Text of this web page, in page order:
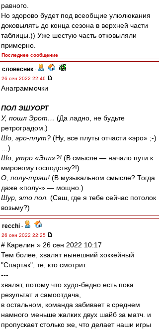
равного.
Но здорово будет под всеобщие улюлюкания
доковылять до конца сезона в верхней части
таблицы.)) Уже шестую часть отковыляли
примерно.
Последнее сообщение
словесник -
26 сен 2022 22:46
Анаграммочки
ПОЛ ЭШУОРТ
У, пошл Эрот… (Да ладно, не будьте
ретроградом.)
Шо, эро-плут? (Ну, все плуты отчасти «эро» ;-)
…)
Шо, утро «Эпл»?! (В смысле — начало пути к
мировому господству?!)
О, полу-трэш! (В музыкальном смысле? Тогда
даже «полу-» — мощно.)
Шур, это пол. (Саш, где я тебе сейчас потолок
возьму?)
recchi -
26 сен 2022 22:25
# Карелин » 26 сен 2022 10:17
Тем более, хвалят нынешний хоккейный
"Спартак", те, кто смотрит.
---
хвалят, потому что худо-бедно есть пока
результат и самоотдача,
в остальном, команда забивает в среднем
намного меньше жалких двух шайб за матч. и
пропускает столько же, что делает наши игры